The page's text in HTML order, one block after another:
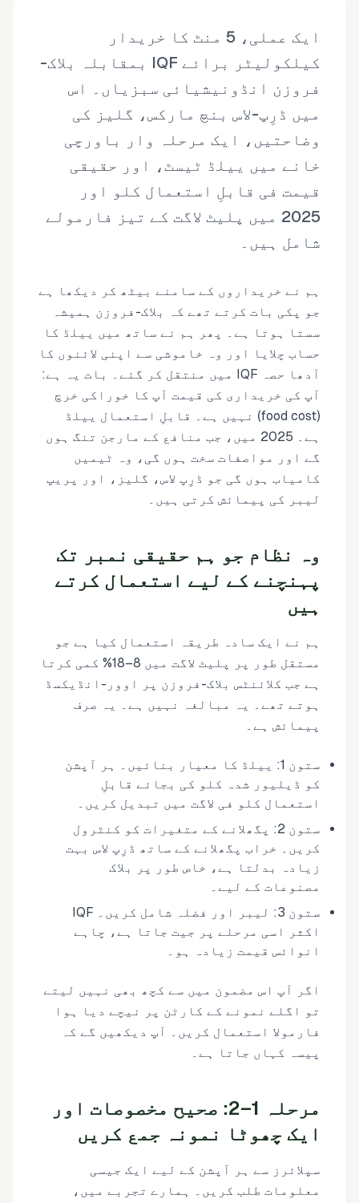
ایک عملی، 5 منٹ کا خریدار
کیلکولیٹر برائے IQF بمقابلہ بلاک-
فروزن انڈونیشیائی سبزیاں۔ اس
میں ڈرِپ-لاس بنچ مارکس، گلیز کی
وضاحتیں، ایک مرحلہ وار باورچی
خانے میں ییلڈ ٹیسٹ، اور حقیقی
قیمت فی قابلِ استعمال کلو اور
2025 میں پلیٹ لاگت کے تیز فارمولے
شامل ہیں۔
ہم نے خریداروں کے سامنے بیٹھ کر دیکھا ہے
جو پکی بات کرتے تھے کہ بلاک-فروزن ہمیشہ
سستا ہوتا ہے۔ پھر ہم نے ساتھ میں ییلڈ کا
حساب چلایا اور وہ خاموشی سے اپنی لائنوں کا
آدھا حصہ IQF میں منتقل کر گئے۔ بات یہ ہے:
آپ کی خریداری کی قیمت آپ کا خوراکی خرچ
(food cost) نہیں ہے۔ قابلِ استعمال ییلڈ
ہے۔ 2025 میں، جب منافع کے مارجن تنگ ہوں
گے اور مواصفات سخت ہوں گی، وہ ٹیمیں
کامیاب ہوں گی جو ڈرِپ لاس، گلیز، اور پریپ
لیبر کی پیمائش کرتی ہیں۔
وہ نظام جو ہم حقیقی نمبر تک
پہنچنے کے لیے استعمال کرتے
ہیں
ہم نے ایک سادہ طریقہ استعمال کیا ہے جو
مستقل طور پر پلیٹ لاگت میں 8–18% کمی کرتا
ہے جب کلائنٹس بلاک-فروزن پر اوور-انڈیکسڈ
ہوتے تھے۔ یہ مبالغہ نہیں ہے۔ یہ صرف
پیمائش ہے۔
ستون 1: ییلڈ کا معیار بنائیں۔ ہر آپشن
کو ڈیلیور شدہ کلو کی بجائے قابلِ
استعمال کلو فی لاگت میں تبدیل کریں۔
ستون 2: پگھلانے کے متغیرات کو کنٹرول
کریں۔ خراب پگھلانے کے ساتھ ڈرِپ لاس بہت
زیادہ بدلتا ہے، خاص طور پر بلاک
مصنوعات کے لیے۔
ستون 3: لیبر اور فضلہ شامل کریں۔ IQF
اکثر اسی مرحلے پر جیت جاتا ہے، چاہے
انوائس قیمت زیادہ ہو۔
اگر آپ اس مضمون میں سے کچھ بھی نہیں لیتے
تو اگلے نمونے کے کارٹن پر نیچے دیا ہوا
فارمولا استعمال کریں۔ آپ دیکھیں گے کہ
پیسہ کہاں جاتا ہے۔
مرحلہ 1–2: صحیح مخصوصات اور
ایک چھوٹا نمونہ جمع کریں
سپلائرز سے ہر آپشن کے لیے ایک جیسی
معلومات طلب کریں۔ ہمارے تجربے میں،